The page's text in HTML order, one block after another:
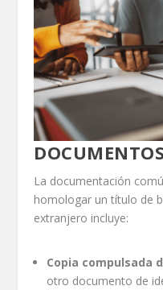
La documentación
homologar un título de
extranjero incluye:
Copia compulsada
otro documento de